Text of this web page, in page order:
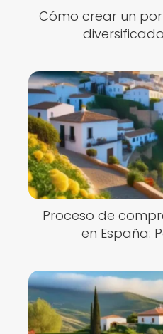
Cómo crear un
Proceso de
en España: